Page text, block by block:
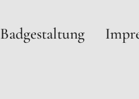
Badgestaltung